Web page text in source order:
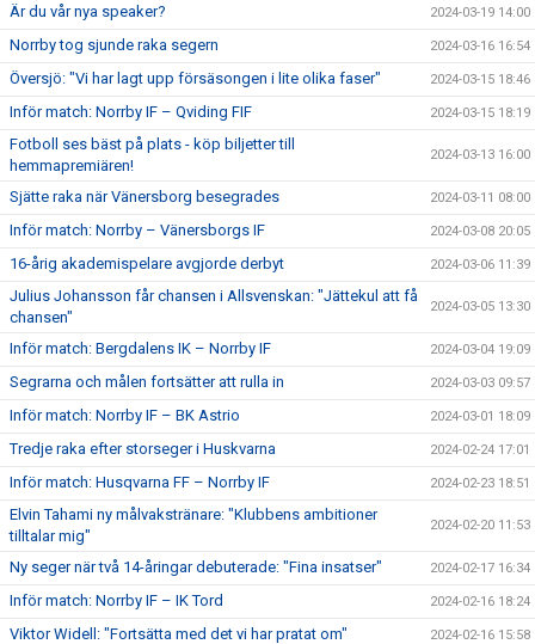
Är du vår nya speaker? 2024-03-19 14:00
Norrby tog sjunde raka segern 2024-03-16 16:54
Översjö: "Vi har lagt upp försäsongen i lite olika faser" 2024-03-15 18:46
Inför match: Norrby IF – Qviding FIF 2024-03-15 18:19
Fotboll ses bäst på plats - köp biljetter till
hemmapremiären!
2024-03-13 16:00
Sjätte raka när Vänersborg besegrades 2024-03-11 08:00
Inför match: Norrby – Vänersborgs IF 2024-03-08 20:05
16-årig akademispelare avgjorde derbyt 2024-03-06 11:39
Julius Johansson får chansen i Allsvenskan: "Jättekul att få
chansen"
2024-03-05 13:30
Inför match: Bergdalens IK – Norrby IF 2024-03-04 19:09
Segrarna och målen fortsätter att rulla in 2024-03-03 09:57
Inför match: Norrby IF – BK Astrio 2024-03-01 18:09
Tredje raka efter storseger i Huskvarna 2024-02-24 17:01
Inför match: Husqvarna FF – Norrby IF 2024-02-23 18:51
Elvin Tahami ny målvakstränare: "Klubbens ambitioner
tilltalar mig"
2024-02-20 11:53
Ny seger när två 14-åringar debuterade: "Fina insatser" 2024-02-17 16:34
Inför match: Norrby IF – IK Tord 2024-02-16 18:24
Viktor Widell: "Fortsätta med det vi har pratat om" 2024-02-16 15:58